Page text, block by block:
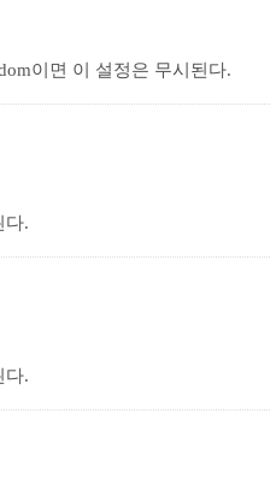
이면 이 설정은 무시된다.
다.
다.